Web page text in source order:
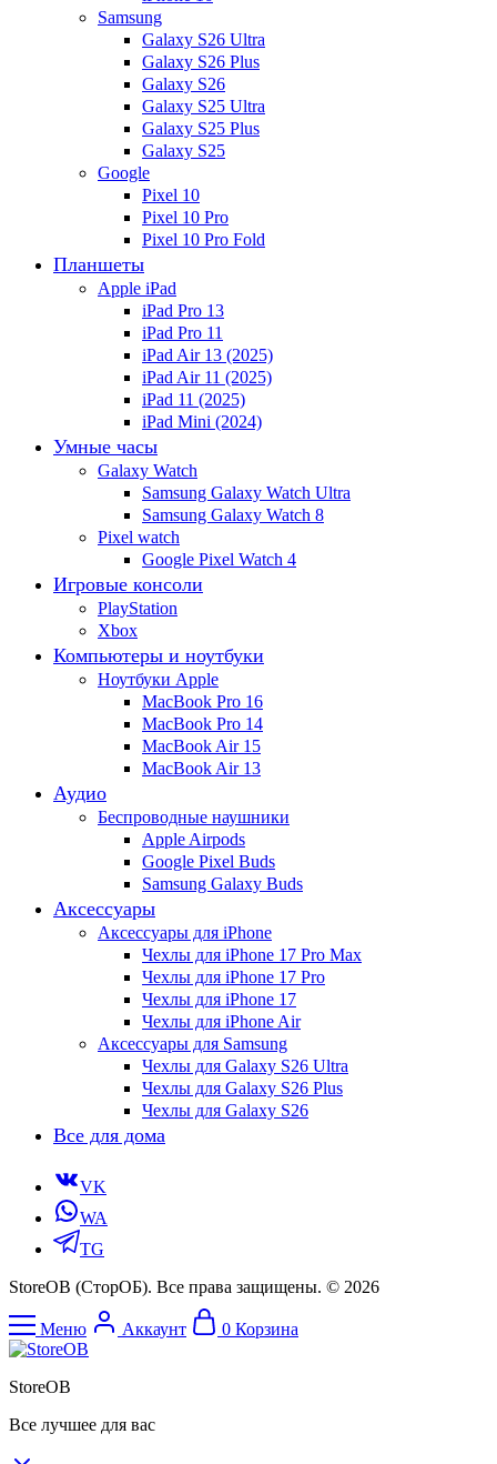
Samsung
Galaxy S26 Ultra
Galaxy S26 Plus
Galaxy S26
Galaxy S25 Ultra
Galaxy S25 Plus
Galaxy S25
Google
Pixel 10
Pixel 10 Pro
Pixel 10 Pro Fold
Планшеты
Apple iPad
iPad Pro 13
iPad Pro 11
iPad Air 13 (2025)
iPad Air 11 (2025)
iPad 11 (2025)
iPad Mini (2024)
Умные часы
Galaxy Watch
Samsung Galaxy Watch Ultra
Samsung Galaxy Watch 8
Pixel watch
Google Pixel Watch 4
Игровые консоли
PlayStation
Xbox
Компьютеры и ноутбуки
Ноутбуки Apple
MacBook Pro 16
MacBook Pro 14
MacBook Air 15
MacBook Air 13
Аудио
Беспроводные наушники
Apple Airpods
Google Pixel Buds
Samsung Galaxy Buds
Аксессуары
Аксессуары для iPhone
Чехлы для iPhone 17 Pro Max
Чехлы для iPhone 17 Pro
Чехлы для iPhone 17
Чехлы для iPhone Air
Аксессуары для Samsung
Чехлы для Galaxy S26 Ultra
Чехлы для Galaxy S26 Plus
Чехлы для Galaxy S26
Все для дома
VK
WA
TG
StoreOB (CторОБ). Все права защищены. © 2026
Меню Аккаунт 0 Корзина
StoreOB
Все лучшее для вас